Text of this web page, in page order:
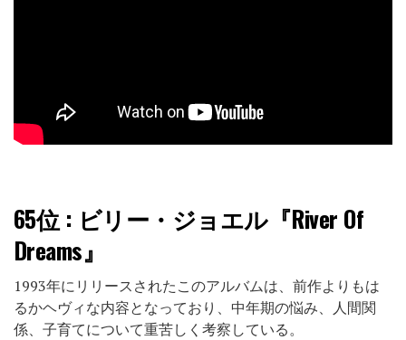
65位 : ビリー・ジョエル『River Of
Dreams』
1993年にリリースされたこのアルバムは、前作よりもは
るかヘヴィな内容となっており、中年期の悩み、人間関
係、子育てについて重苦しく考察している。